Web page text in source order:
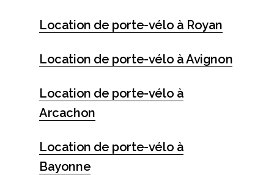
Location de porte-vélo à Royan
Location de porte-vélo à Avignon
Location de porte-vélo à
Arcachon
Location de porte-vélo à
Bayonne